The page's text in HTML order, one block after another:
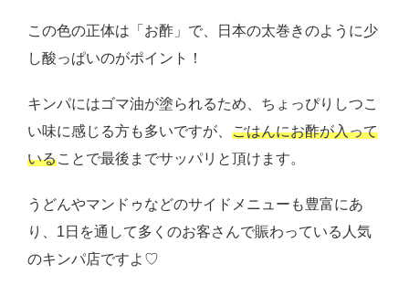
この色の正体は「お酢」で、日本の太巻きのように少
し酸っぱいのがポイント！
キンパにはゴマ油が塗られるため、ちょっぴりしつこ
い味に感じる方も多いですが、 ごはんにお酢が入って
いることで最後までサッパリと頂けます。
うどんやマンドゥなどのサイドメニューも豊富にあ
り、1日を通して多くのお客さんで賑わっている人気
のキンパ店ですよ♡